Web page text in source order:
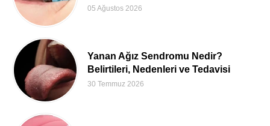
05 Ağustos 2026
Yanan Ağız Sendromu Nedir?
Belirtileri, Nedenleri ve Tedavisi
30 Temmuz 2026